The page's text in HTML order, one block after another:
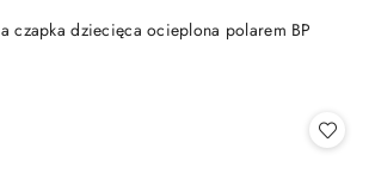
czapka dziecięca ocieplona polarem BP